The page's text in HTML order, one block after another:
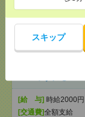
スキップ
OK ■扶養内OK ■
交通費全額
[勤務地]巣鴨駅
日立グループ
[給 与] 時給2000
[交通費]全額支給